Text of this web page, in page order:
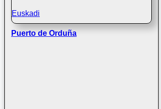
Puerto de Orduña